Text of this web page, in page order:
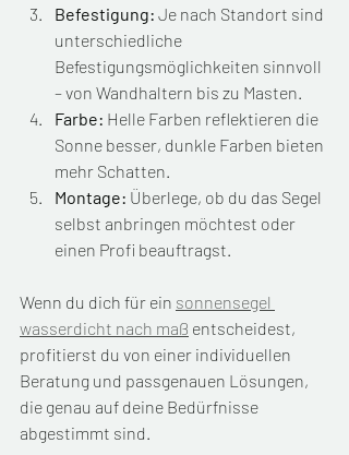
Befestigung: Je nach Standort sind
unterschiedliche
Befestigungsmöglichkeiten sinnvoll
– von Wandhaltern bis zu Masten.
Farbe: Helle Farben reflektieren die
Sonne besser, dunkle Farben bieten
mehr Schatten.
Montage: Überlege, ob du das Segel
selbst anbringen möchtest oder
einen Profi beauftragst.
Wenn du dich für ein sonnensegel
wasserdicht nach maß entscheidest,
profitierst du von einer individuellen
Beratung und passgenauen Lösungen,
die genau auf deine Bedürfnisse
abgestimmt sind.